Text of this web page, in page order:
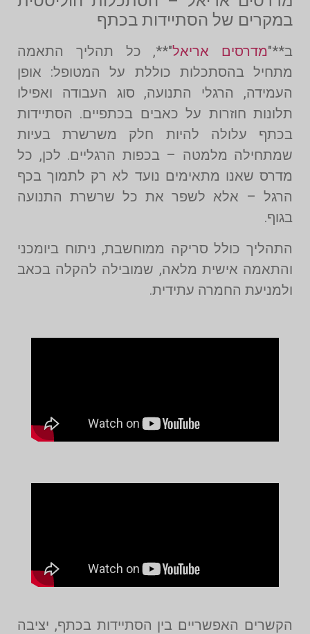
במקרים של הסתיידות בכתף
ב**"מדרסים אריאל"**, כל תהליך התאמה
מתחיל בהסתכלות כוללת על המטופל: אופן
העמידה, הרגלי התנועה, סוג העבודה ואפילו
תלונות חוזרות על כאבים בכתפיים. הסתיידות
בכתף עלולה להיות חלק משרשרת בעיות
שמתחילה מלמטה – בכפות הרגליים. לכן, כל
מדרס שאנו מתאימים נועד לא רק לתמוך בכף
הרגל – אלא לשפר את כל שרשרת התנועה
בגוף.
התהליך כולל סריקה ממוחשבת, ניתוח ביומכני
והתאמה אישית מלאה, שמובילה להקלה בכאב
ולמניעת החמרה עתידית.
הקשרים האפשריים בין הסתיידות בכתף, יציבה